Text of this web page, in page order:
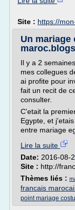
Site : https://
Un mariage
Il y a 2
mes collegues
ai profite pour
fait un recit de
consulter.
C'etait la
Egypte, et
entre mariage
Lire la suite
Date: 2016-08-
Site : http://
Thèmes liés :
francais
point mariage